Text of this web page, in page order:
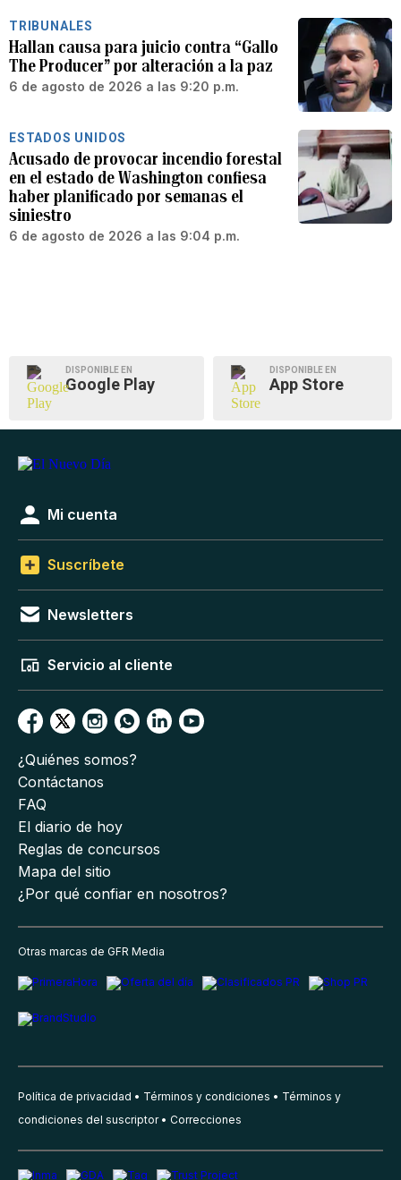
TRIBUNALES
Hallan causa para juicio contra “Gallo
The Producer” por alteración a la paz
6 de agosto de 2026 a las 9:20 p.m.
ESTADOS UNIDOS
Acusado de provocar incendio forestal
en el estado de Washington confiesa
haber planificado por semanas el
siniestro
6 de agosto de 2026 a las 9:04 p.m.
DISPONIBLE EN
Google Play
DISPONIBLE EN
App Store
Mi cuenta
Suscríbete
Newsletters
Servicio al cliente
¿Quiénes somos?
Contáctanos
FAQ
El diario de hoy
Reglas de concursos
Mapa del sitio
¿Por qué confiar en nosotros?
Otras marcas de GFR Media
Política de privacidad Términos y condiciones
Términos y
condiciones del suscriptor
Correcciones